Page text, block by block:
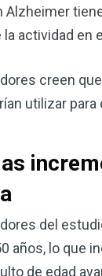
Alzheimer
la actividad en
creen
utilizar
del
años, lo que
de edad